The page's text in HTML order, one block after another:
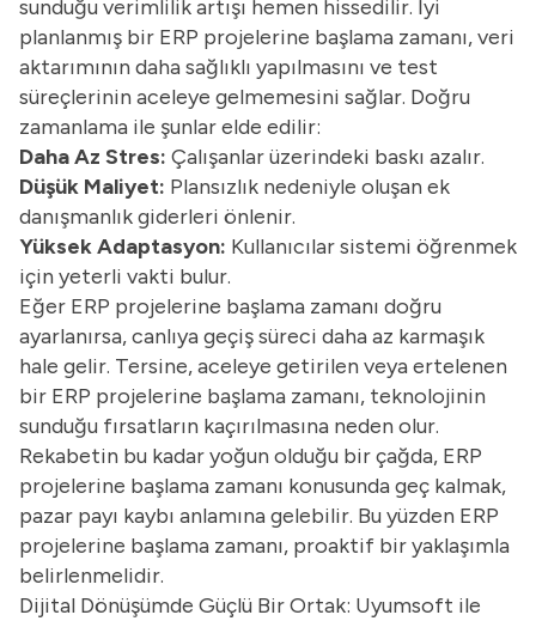
sunduğu verimlilik artışı hemen hissedilir. İyi
planlanmış bir ERP projelerine başlama zamanı, veri
aktarımının daha sağlıklı yapılmasını ve test
süreçlerinin aceleye gelmemesini sağlar. Doğru
zamanlama ile şunlar elde edilir:
Daha Az Stres: Çalışanlar üzerindeki baskı azalır.
Düşük Maliyet: Plansızlık nedeniyle oluşan ek
danışmanlık giderleri önlenir.
Yüksek Adaptasyon: Kullanıcılar sistemi öğrenmek
için yeterli vakti bulur.
Eğer ERP projelerine başlama zamanı doğru
ayarlanırsa,canlıya geçiş süreci daha az karmaşık
hale gelir. Tersine, aceleye getirilen veya ertelenen
bir ERP projelerine başlama zamanı, teknolojinin
sunduğu fırsatların kaçırılmasına neden olur.
Rekabetin bu kadar yoğun olduğu bir çağda, ERP
projelerine başlama zamanı konusunda geç kalmak,
pazar payı kaybı anlamına gelebilir. Bu yüzden ERP
projelerine başlama zamanı, proaktif bir yaklaşımla
belirlenmelidir.
Dijital Dönüşümde Güçlü Bir Ortak: Uyumsoft ile